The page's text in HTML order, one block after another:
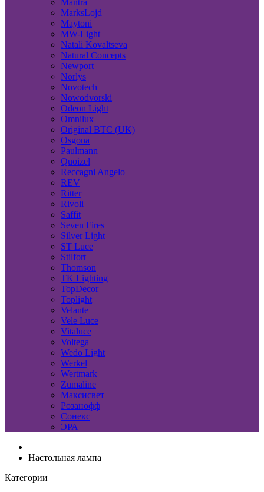
Mantra
MarksLojd
Maytoni
MW-Light
Natali Kovaltseva
Natural Concepts
Newport
Norlys
Novotech
Nowodvorski
Odeon Light
Omnilux
Original BTC (UK)
Osgona
Paulmann
Quoizel
Reccagni Angelo
REV
Ritter
Rivoli
Saffit
Seven Fires
Silver Light
ST Luce
Stilfort
Thomson
TK Lighting
TopDecor
Toplight
Velante
Vele Luce
Vitaluce
Voltega
Wedo Light
Werkel
Wertmark
Zumaline
Максисвет
Розанофф
Сонекс
ЭРА
Настольная лампа
Категории